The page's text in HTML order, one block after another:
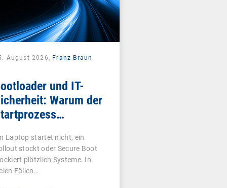
August 2026, Franz Braun
und IT-
Warum der
Laptop startet nicht, ein
stockt oder Secure Boot
plötzlich Systeme. In
Fällen…